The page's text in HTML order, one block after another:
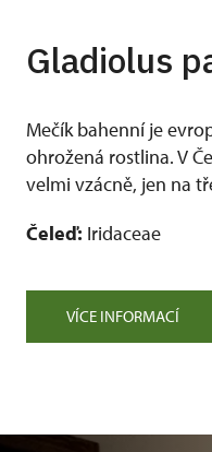
Gladiolus
Mečík bahenní je
ohrožená rostlina. V
velmi vzácně, jen na
Čeleď: Iridaceae
VÍCE INFORMACÍ